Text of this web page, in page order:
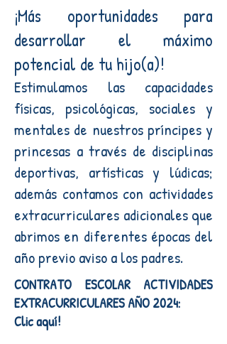
¡Más oportunidades para
desarrollar el máximo
potencial de tu hijo(a)!
Estimulamos las capacidades
físicas, psicológicas, sociales y
mentales de nuestros príncipes y
princesas a través de disciplinas
deportivas, artísticas y lúdicas;
además contamos con actividades
extracurriculares adicionales que
abrimos en diferentes épocas del
año previo aviso a los padres.
CONTRATO ESCOLAR ACTIVIDADES
EXTRACURRICULARES AÑO 2024:
Clic aquí!